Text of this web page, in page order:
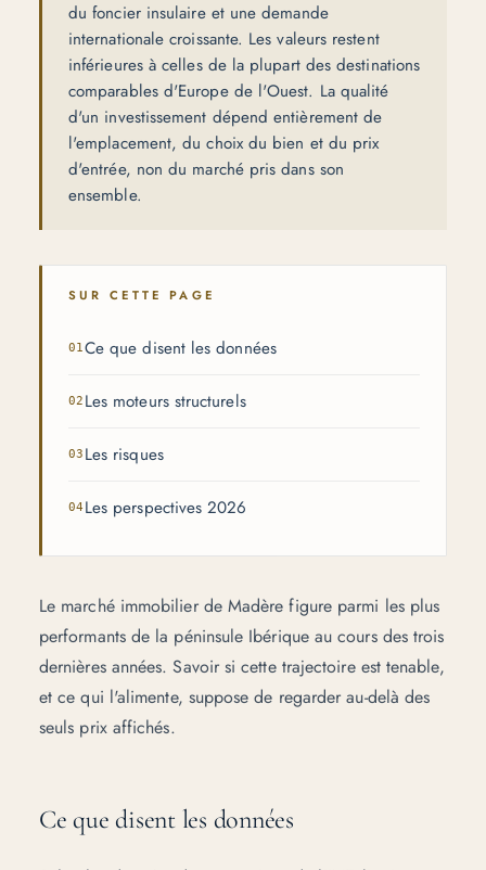
du foncier insulaire et une demande
internationale croissante. Les valeurs restent
inférieures à celles de la plupart des destinations
comparables d'Europe de l'Ouest. La qualité
d'un investissement dépend entièrement de
l'emplacement, du choix du bien et du prix
d'entrée, non du marché pris dans son
ensemble.
SUR CETTE PAGE
Ce que disent les données
Les moteurs structurels
Les risques
Les perspectives 2026
Le marché immobilier de Madère figure parmi les plus
performants de la péninsule Ibérique au cours des trois
dernières années. Savoir si cette trajectoire est tenable,
et ce qui l'alimente, suppose de regarder au-delà des
seuls prix affichés.
Ce que disent les données